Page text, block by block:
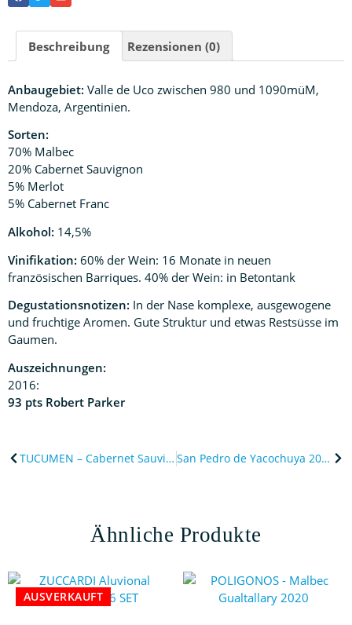
Beschreibung Rezensionen (0)
Anbaugebiet: Valle de Uco zwischen 980 und 1090müM,
Mendoza, Argentinien.
Sorten:
70% Malbec
20% Cabernet Sauvignon
5% Merlot
5% Cabernet Franc
Alkohol: 14,5%
Vinifikation: 60% der Wein: 16 Monate in neuen
französischen Barriques. 40% der Wein: in Betontank
Degustationsnotizen: In der Nase komplexe, ausgewogene
und fruchtige Aromen. Gute Struktur und etwas Restsüsse im
Gaumen.
Auszeichnungen:
2016:
93 pts Robert Parker
TUCUMEN – Cabernet Sauvignon Reserva 2022 San Pedro de Yacochuya 2021
Ähnliche Produkte
SALE
AUSVERKAUFT